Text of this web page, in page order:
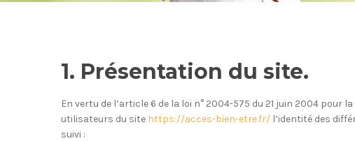
1. Présentation du site.
En vertu de l’article 6 de la loi n° 2004-575 du 21 juin 2004 pour
utilisateurs du site https://acces-bien-etre.fr/ l’identité des
suivi :